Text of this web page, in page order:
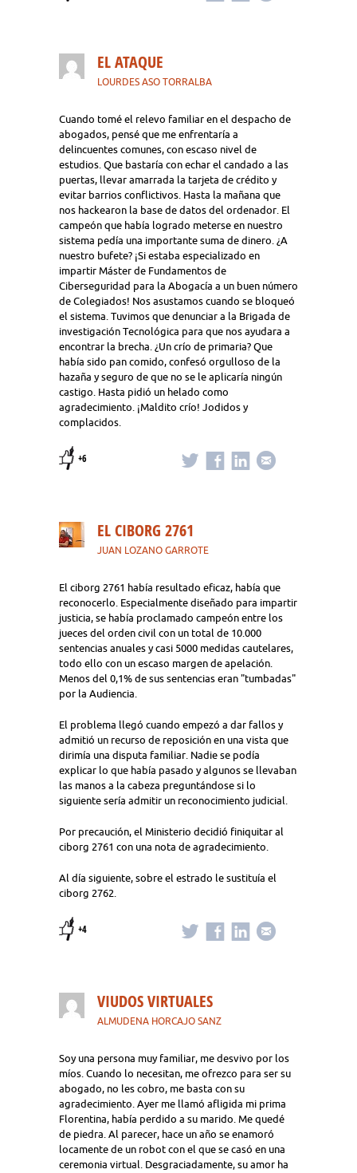
EL ATAQUE
LOURDES ASO TORRALBA
Cuando tomé el relevo familiar en el despacho de
abogados, pensé que me enfrentaría a
delincuentes comunes, con escaso nivel de
estudios. Que bastaría con echar el candado a las
puertas, llevar amarrada la tarjeta de crédito y
evitar barrios conflictivos. Hasta la mañana que
nos hackearon la base de datos del ordenador. El
campeón que había logrado meterse en nuestro
sistema pedía una importante suma de dinero. ¿A
nuestro bufete? ¡Si estaba especializado en
impartir Máster de Fundamentos de
Ciberseguridad para la Abogacía a un buen número
de Colegiados! Nos asustamos cuando se bloqueó
el sistema. Tuvimos que denunciar a la Brigada de
investigación Tecnológica para que nos ayudara a
encontrar la brecha. ¿Un crío de primaria? Que
había sido pan comido, confesó orgulloso de la
hazaña y seguro de que no se le aplicaría ningún
castigo. Hasta pidió un helado como
agradecimiento. ¡Maldito crío! Jodidos y
complacidos.
+6
EL CIBORG 2761
JUAN LOZANO GARROTE
El ciborg 2761 había resultado eficaz, había que
reconocerlo. Especialmente diseñado para impartir
justicia, se había proclamado campeón entre los
jueces del orden civil con un total de 10.000
sentencias anuales y casi 5000 medidas cautelares,
todo ello con un escaso margen de apelación.
Menos del 0,1% de sus sentencias eran "tumbadas"
por la Audiencia.
El problema llegó cuando empezó a dar fallos y
admitió un recurso de reposición en una vista que
dirimía una disputa familiar. Nadie se podía
explicar lo que había pasado y algunos se llevaban
las manos a la cabeza preguntándose si lo
siguiente sería admitir un reconocimiento judicial.
Por precaución, el Ministerio decidió finiquitar al
ciborg 2761 con una nota de agradecimiento.
Al día siguiente, sobre el estrado le sustituía el
ciborg 2762.
+4
VIUDOS VIRTUALES
ALMUDENA HORCAJO SANZ
Soy una persona muy familiar, me desvivo por los
míos. Cuando lo necesitan, me ofrezco para ser su
abogado, no les cobro, me basta con su
agradecimiento. Ayer me llamó afligida mi prima
Florentina, había perdido a su marido. Me quedé
de piedra. Al parecer, hace un año se enamoró
locamente de un robot con el que se casó en una
ceremonia virtual. Desgraciadamente, su amor ha